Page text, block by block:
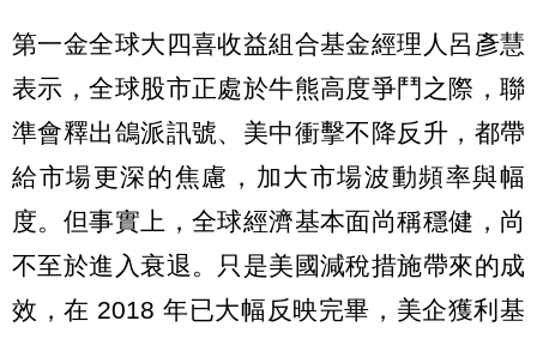
第一金全球大四喜收益組合基金經理人呂彥慧
表示，全球股市正處於牛熊高度爭鬥之際，聯
準會釋出鴿派訊號、美中衝擊不降反升，都帶
給市場更深的焦慮，加大市場波動頻率與幅
度。但事實上，全球經濟基本面尚稱穩健，尚
不至於進入衰退。只是美國減稅措施帶來的成
效，在 2018 年已大幅反映完畢，美企獲利基